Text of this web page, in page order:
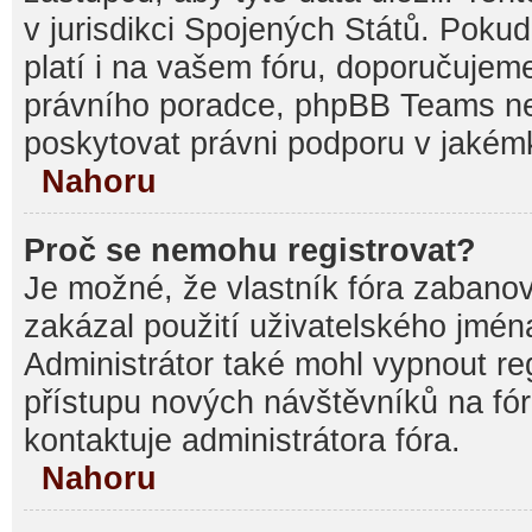
v jurisdikci Spojených Států.
platí i na vašem fóru,
právního poradce, phpBB Teams
poskytovat právni podporu v
Nahoru
Proč se nemohu registrovat?
Je možné, že vlastník fóra
zakázal použití uživatelského
Administrátor také mohl vypnout
přístupu nových návštěvníků na
kontaktuje administrátora fóra.
Nahoru